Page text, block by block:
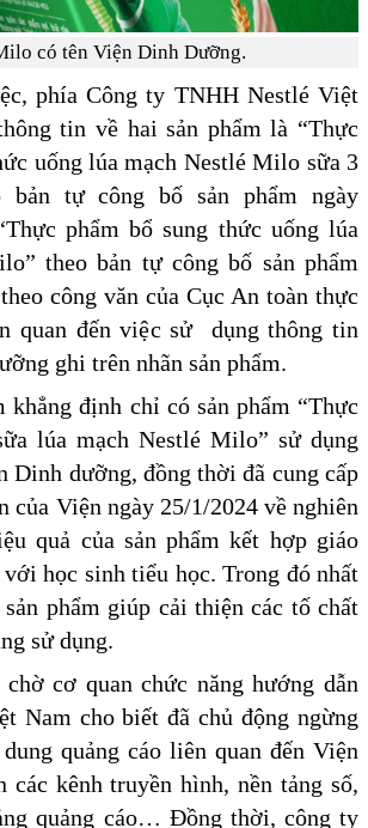
có tên Viện Dinh Dưỡng.
phía Công ty TNHH Nestlé Việt
tin về hai sản phẩm là “Thực
uống lúa mạch Nestlé Milo sữa 3
tự công bố sản phẩm ngày
phẩm bổ sung thức uống lúa
theo bản tự công bố sản phẩm
công văn của Cục An toàn thực
quan đến việc sử dụng thông tin
ghi trên nhãn sản phẩm.
khẳng định chỉ có sản phẩm “Thực
lúa mạch Nestlé Milo” sử dụng
Dinh dưỡng, đồng thời đã cung cấp
của Viện ngày 25/1/2024 về nghiên
quả của sản phẩm kết hợp giáo
học sinh tiểu học. Trong đó nhất
phẩm giúp cải thiện các tố chất
sử dụng.
cơ quan chức năng hướng dẫn
Nam cho biết đã chủ động ngừng
quảng cáo liên quan đến Viện
các kênh truyền hình, nền tảng số,
quảng cáo… Đồng thời, công ty